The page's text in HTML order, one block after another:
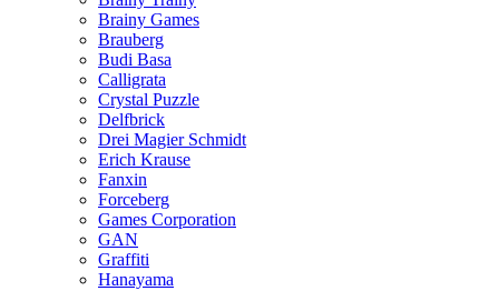
Brainy Games
Brauberg
Budi Basa
Calligrata
Crystal Puzzle
Delfbrick
Drei Magier Schmidt
Erich Krause
Fanxin
Forceberg
Games Corporation
GAN
Graffiti
Hanayama